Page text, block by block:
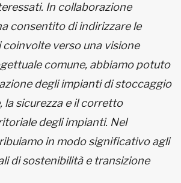
In collaborazione
consentito di indirizzare le
verso una visione
comune, abbiamo potuto
degli impianti di stoccaggio
la sicurezza e il corretto
degli impianti. Nel
in modo significativo agli
di sostenibilità e transizione